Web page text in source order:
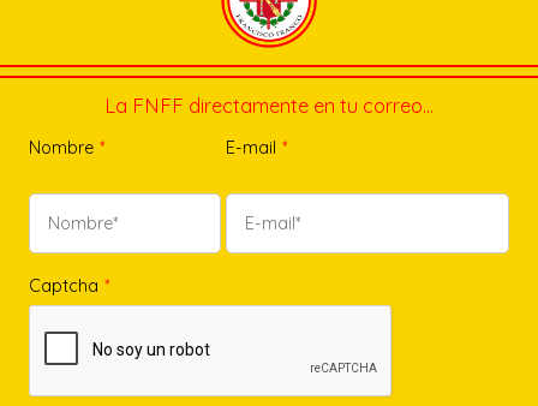
La FNFF directamente en tu correo…
Nombre * E-mail *
Captcha *